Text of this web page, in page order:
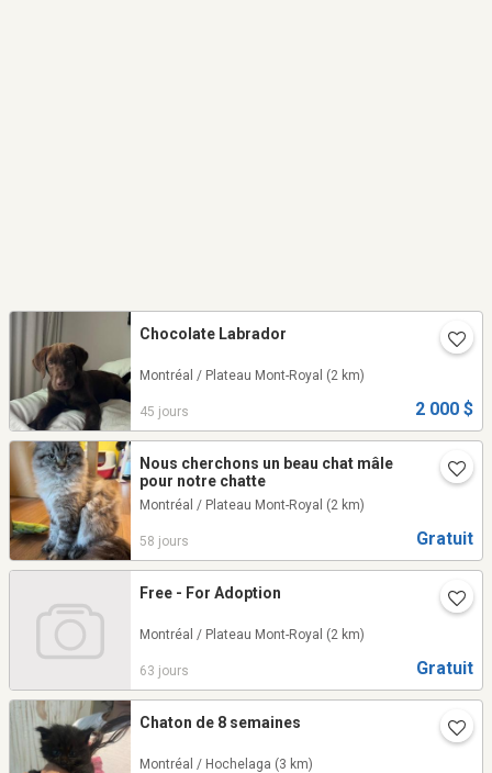
Chocolate Labrador
Montréal / Plateau Mont-Royal (2 km)
45 jours 2 000 $
Nous cherchons un beau chat mâle
pour notre chatte
Montréal / Plateau Mont-Royal (2 km)
58 jours Gratuit
Free - For Adoption
Montréal / Plateau Mont-Royal (2 km)
63 jours Gratuit
Chaton de 8 semaines
Montréal / Hochelaga (3 km)